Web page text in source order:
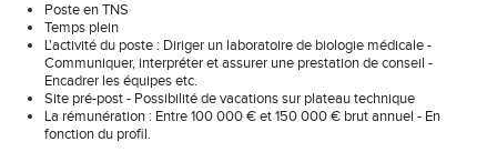
Poste en TNS
Temps plein
L'activité du poste : Diriger un laboratoire de biologie médicale -
Communiquer, interpréter et assurer une prestation de conseil -
Encadrer les équipes etc.
Site pré-post - Possibilité de vacations sur plateau technique
La rémunération : Entre 100 000 € et 150 000 € brut annuel - En
fonction du profil.